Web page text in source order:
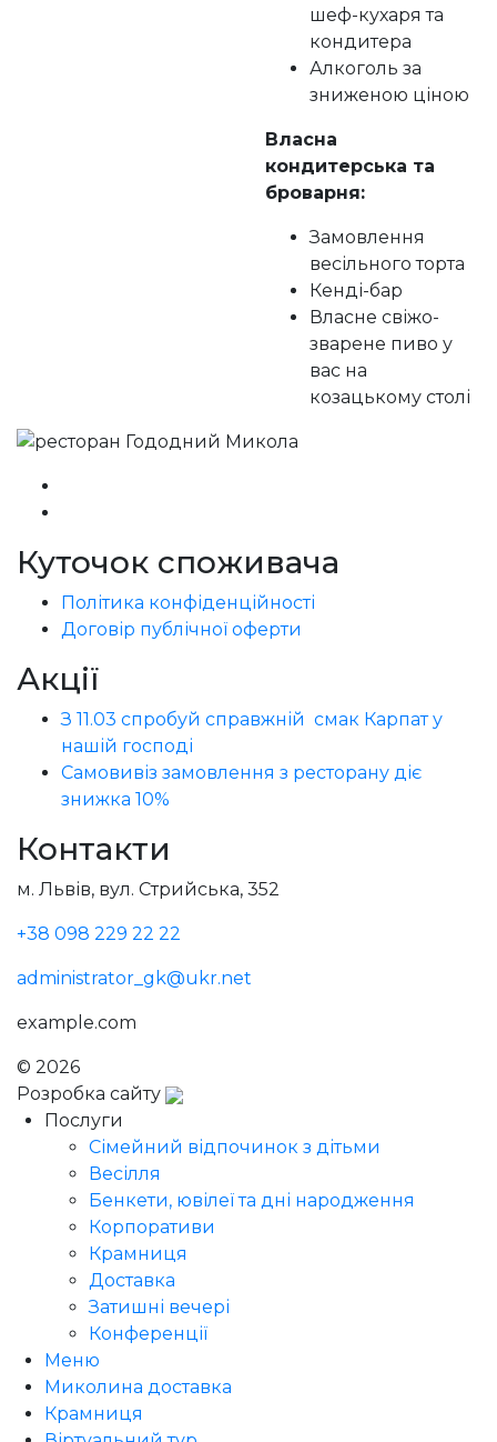
шеф-кухаря та
кондитера
Алкоголь за
зниженою ціною
Власна
кондитерська та
броварня:
Замовлення
весільного торта
Кенді-бар
Власне свіжо-
зварене пиво у
вас на
козацькому столі
Куточок споживача
Політика конфіденційності
Договір публічної оферти
Акції
З 11.03 спробуй справжній смак Карпат у
нашій господі
Самовивіз замовлення з ресторану діє
знижка 10%
Контакти
м. Львів, вул. Стрийська, 352
+38 098 229 22 22
administrator_gk@ukr.net
example.com
© 2026
Розробка сайту
Послуги
Сімейний відпочинок з дітьми
Весілля
Бенкети, ювілеї та дні народження
Корпоративи
Крамниця
Доставка
Затишні вечері
Конференції
Меню
Миколина доставка
Крамниця